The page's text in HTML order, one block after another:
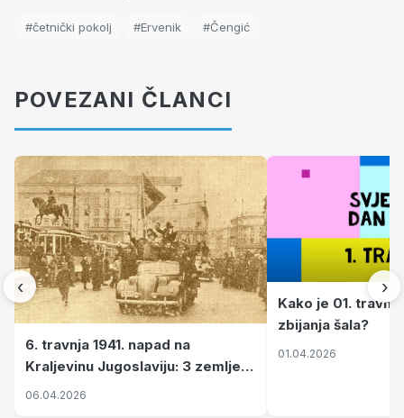
#četnički pokolj #Ervenik #Čengić
POVEZANI ČLANCI
‹
6. travnja 1941. napad na
Kraljevinu Jugoslaviju: 3 zemlje
nastale njenim raspadom
06.04.2026
Kako je 01.
zbijanja šala?
01.04.2026
›